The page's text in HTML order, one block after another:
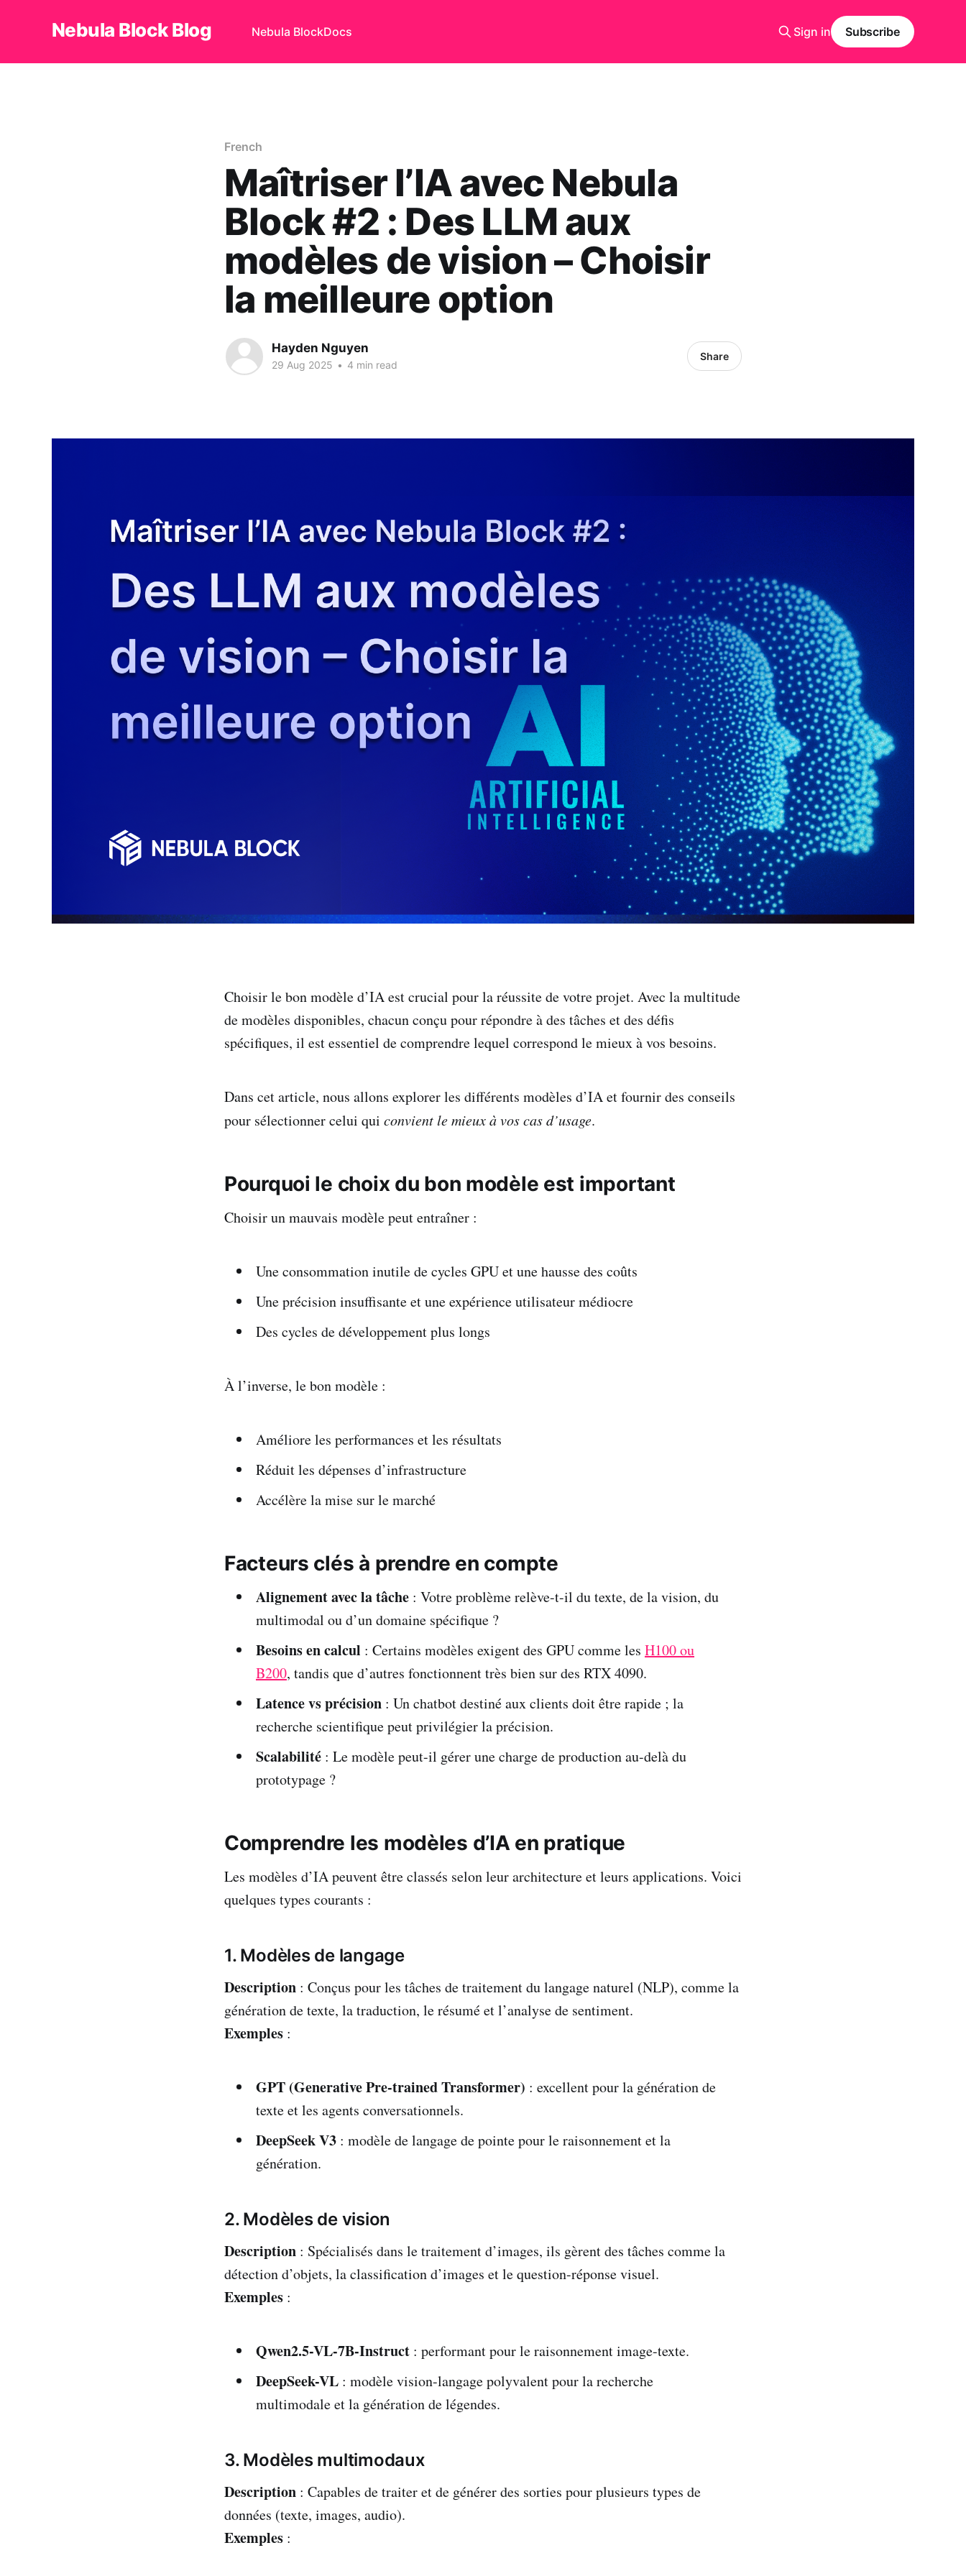
Nebula Block Blog Nebula BlockDocs Sign in Subscribe
French
Maîtriser l’IA avec Nebula
Block #2 : Des LLM aux
modèles de vision – Choisir
la meilleure option
Hayden Nguyen
29 Aug 2025 • 4 min read
Share
Choisir le bon modèle d’IA est crucial pour la réussite de votre projet. Avec la multitude
de modèles disponibles, chacun conçu pour répondre à des tâches et des défis
spécifiques, il est essentiel de comprendre lequel correspond le mieux à vos besoins.
Dans cet article, nous allons explorer les différents modèles d’IA et fournir des conseils
pour sélectionner celui qui convient le mieux à vos cas d’usage.
Pourquoi le choix du bon modèle est important
Choisir un mauvais modèle peut entraîner :
Une consommation inutile de cycles GPU et une hausse des coûts
Une précision insuffisante et une expérience utilisateur médiocre
Des cycles de développement plus longs
À l’inverse, le bon modèle :
Améliore les performances et les résultats
Réduit les dépenses d’infrastructure
Accélère la mise sur le marché
Facteurs clés à prendre en compte
Alignement avec la tâche : Votre problème relève-t-il du texte, de la vision, du
multimodal ou d’un domaine spécifique ?
Besoins en calcul : Certains modèles exigent des GPU comme les H100 ou
B200, tandis que d’autres fonctionnent très bien sur des RTX 4090.
Latence vs précision : Un chatbot destiné aux clients doit être rapide ; la
recherche scientifique peut privilégier la précision.
Scalabilité : Le modèle peut-il gérer une charge de production au-delà du
prototypage ?
Comprendre les modèles d’IA en pratique
Les modèles d’IA peuvent être classés selon leur architecture et leurs applications. Voici
quelques types courants :
1. Modèles de langage
Description : Conçus pour les tâches de traitement du langage naturel (NLP), comme la
génération de texte, la traduction, le résumé et l’analyse de sentiment.
Exemples :
GPT (Generative Pre-trained Transformer) : excellent pour la génération de
texte et les agents conversationnels.
DeepSeek V3 : modèle de langage de pointe pour le raisonnement et la
génération.
2. Modèles de vision
Description : Spécialisés dans le traitement d’images, ils gèrent des tâches comme la
détection d’objets, la classification d’images et le question-réponse visuel.
Exemples :
Qwen2.5-VL-7B-Instruct : performant pour le raisonnement image-texte.
DeepSeek-VL : modèle vision-langage polyvalent pour la recherche
multimodale et la génération de légendes.
3. Modèles multimodaux
Description : Capables de traiter et de générer des sorties pour plusieurs types de
données (texte, images, audio).
Exemples :